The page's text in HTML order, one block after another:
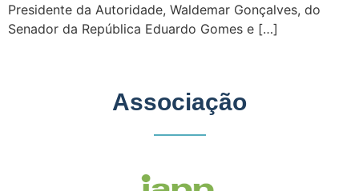
Presidente da Autoridade, Waldemar Gonçalves, do
Senador da República Eduardo Gomes e […]
Associação